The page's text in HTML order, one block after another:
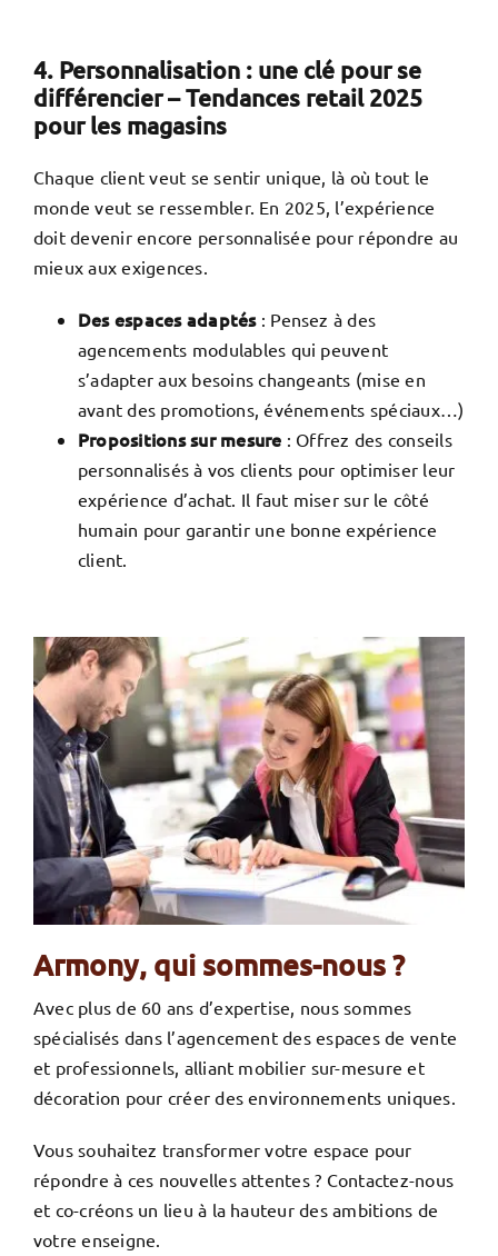
4. Personnalisation : une clé pour se
différencier – Tendances retail 2025
pour les magasins
Chaque client veut se sentir unique, là où tout le
monde veut se ressembler. En 2025, l’expérience
doit devenir encore personnalisée pour répondre au
mieux aux exigences.
Des espaces adaptés: Pensez à des
agencements modulables qui peuvent
s’adapter aux besoins changeants (mise en
avant des promotions, événements spéciaux…)
Propositions sur mesure : Offrez des conseils
personnalisés à vos clients pour optimiser leur
expérience d’achat. Il faut miser sur le côté
humain pour garantir une bonne expérience
client.
Armony, qui sommes-nous ?
Avec plus de 60 ans d’expertise, nous sommes
spécialisés dans l’agencement des espaces de vente
et professionnels, alliant mobilier sur-mesure et
décoration pour créer des environnements uniques.
Vous souhaitez transformer votre espace pour
répondre à ces nouvelles attentes ? Contactez-nous
et co-créons un lieu à la hauteur des ambitions de
votre enseigne.